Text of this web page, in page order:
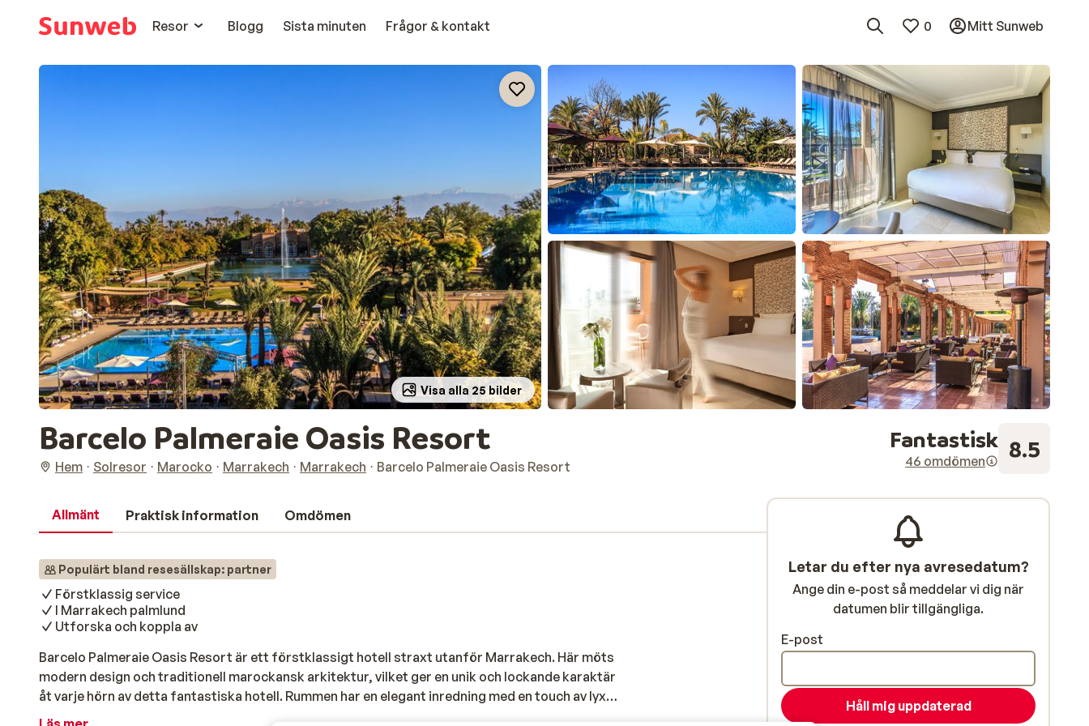
Resor
Blogg Sista minuten Frågor & kontakt 0 Mitt Sunweb
Visa alla 25 bilder
Barcelo Palmeraie Oasis Resort
Hem Solresor Marocko Marrakech Marrakech Barcelo Palmeraie Oasis Resort
Fantastisk
46 omdömen 8.5
Allmänt Praktisk information Omdömen
Populärt bland resesällskap: partner
Förstklassig service
I Marrakech palmlund
Utforska och koppla av
Barcelo Palmeraie Oasis Resort är ett förstklassigt hotell straxt utanför Marrakech. Här möts
modern design och traditionell marockansk arkitektur, vilket ger en unik och lockande karaktär
åt varje hörn av detta fantastiska hotell. Rummen har en elegant inredning med en touch av lyx
och bekvämlighet. Varje detalj är noggrant utvald för att skapa en harmonisk atmosfär där du
Letar du efter nya avresedatum?
Ange din e-post så meddelar vi dig när
datumen blir tillgängliga.
E-post
Håll mig uppdaterad